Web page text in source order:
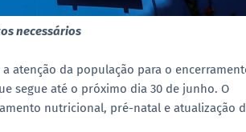
necessários
atenção da população para o
segue até o próximo dia 30 de junho. O
nutricional, pré-natal e atualização